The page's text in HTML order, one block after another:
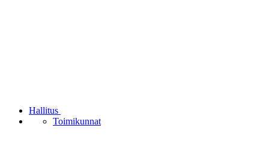
Hallitus
Toimikunnat